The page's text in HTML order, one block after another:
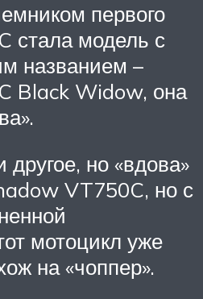
первого
стала модель с
названием –
Black Widow, она
другое, но «вдова»
VT750C, но с
мотоцикл уже
на «чоппер».